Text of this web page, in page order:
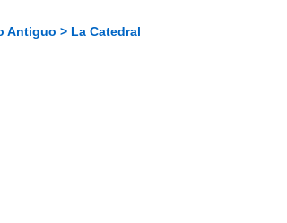
Antiguo > La Catedral